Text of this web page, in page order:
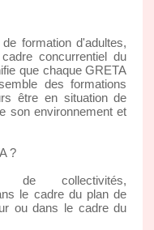
formation d'adultes,
concurrentiel du
que chaque GRETA
des formations
être en situation de
son environnement et
?
de collectivités,
le cadre du plan de
ou dans le cadre du